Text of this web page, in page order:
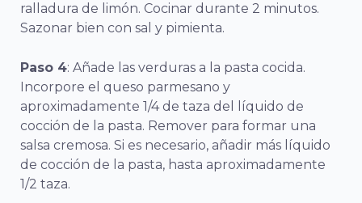
ralladura de limón. Cocinar durante 2 minutos.
Sazonar bien con sal y pimienta.
Paso 4: Añade las verduras a la pasta cocida.
Incorpore el queso parmesano y
aproximadamente 1/4 de taza del líquido de
cocción de la pasta. Remover para formar una
salsa cremosa. Si es necesario, añadir más líquido
de cocción de la pasta, hasta aproximadamente
1/2 taza.